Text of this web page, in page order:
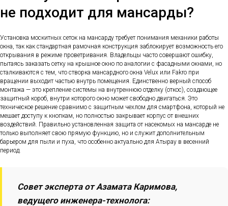
не подходит для мансарды?
Установка москитных сеток на мансарду требует понимания механики работы
окна, так как стандартная рамочная конструкция заблокирует возможность его
открывания в режиме проветривания. Владельцы часто совершают ошибку,
пытаясь заказать сетку на крышное окно по аналогии с фасадными окнами, но
сталкиваются с тем, что створка мансардного окна Velux или Fakro при
вращении выходит частью внутрь помещения. Единственно верный способ
монтажа — это крепление системы на внутреннюю отделку (откос), создающее
защитный короб, внутри которого окно может свободно двигаться. Это
техническое решение сравнимо с защитным чехлом для смартфона, который не
мешает доступу к кнопкам, но полностью закрывает корпус от внешних
воздействий. Правильно установленная защита от насекомых на мансарде не
только выполняет свою прямую функцию, но и служит дополнительным
барьером для пыли и пуха, что особенно актуально для Атырау в весенний
период.
Совет эксперта от Азамата Каримова,
ведущего инженера-технолога: